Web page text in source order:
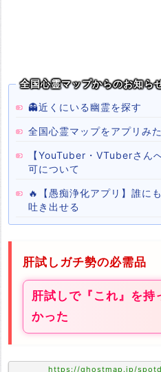
全国心霊マップからのお知ら
👻近くにいる幽霊を探す
全国心霊マップをアプリみ
【YouTuber・VTuberさん
可について
🔥【愚痴浄化アプリ】誰に
吐き出せる
肝試しガチ勢の必需品
肝試しで『これ』を持
かった
https://ghostmap.jp/